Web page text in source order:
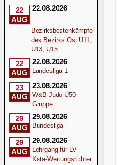
22
AUG
22.08.2026
Bezirksbestenkämpfe
des Bezirks Ost U11,
U13, U15
22
AUG
22.08.2026
Landesliga 1
23
AUG
23.08.2026
W&B Judo Ü50
Gruppe
29
AUG
29.08.2026
Bundesliga
29
AUG
29.08.2026
Lehrgang für LV-
Kata-Wertungsrichter